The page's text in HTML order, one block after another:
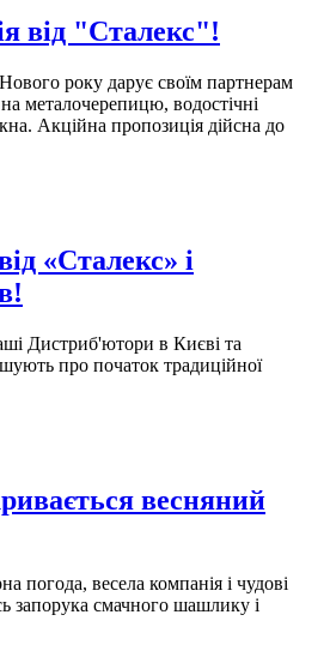
від "Сталекс"!
року дарує своїм партнерам
металочерепицю, водостічні
Акційна пропозиція дійсна до
«Сталекс» і
Дистриб'ютори в Києві та
про початок традиційної
весняний
погода, весела компанія і чудові
запорука смачного шашлику і